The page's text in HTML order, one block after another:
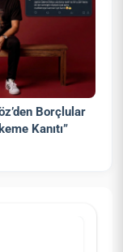
Borçlular
Kanıtı”